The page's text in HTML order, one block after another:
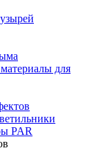
для
PAR